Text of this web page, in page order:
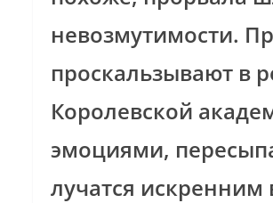
невозмутимости.
проскальзывают в
Королевской
эмоциями,
лучатся искренним